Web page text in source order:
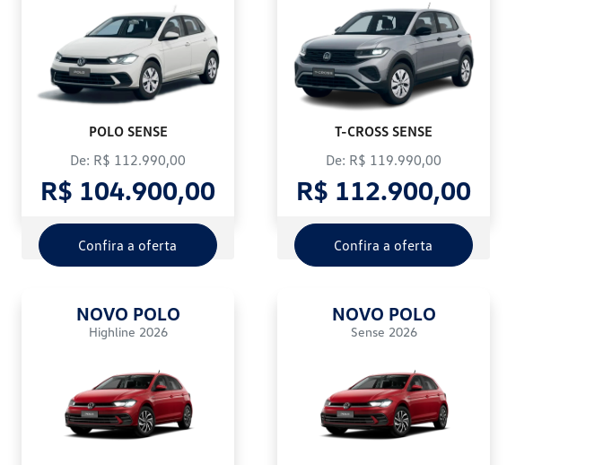
POLO SENSE
De: R$ 112.990,00
R$ 104.900,00
Confira a oferta
T-CROSS SENSE
De: R$ 119.990,00
R$ 112.900,00
Confira a oferta
NOVO POLO
Highline 2026
NOVO POLO
Sense 2026